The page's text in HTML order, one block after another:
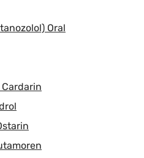
Oral
Cardarin